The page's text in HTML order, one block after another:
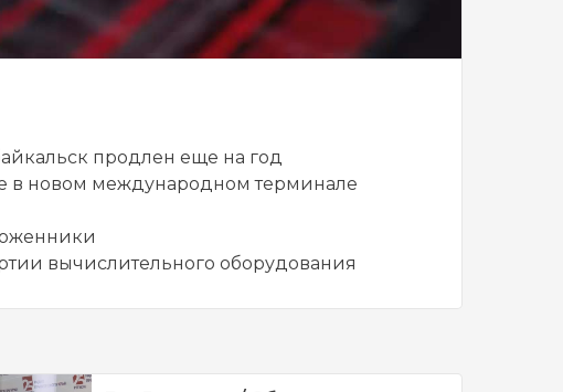
продлен еще на год
в новом международном терминале
вычислительного оборудования